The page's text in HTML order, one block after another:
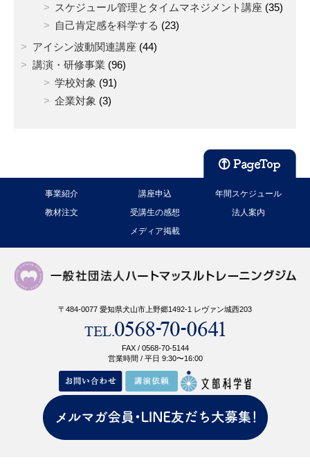
スケジュール管理とタイムマネジメント講座 (35)
自己肯定感を科学する (23)
アイシン波動関連講座 (44)
講演・研修事業 (96)
学校対象 (91)
企業対象 (3)
事業紹介 講座申込
年間スケジュール
教材注文
受講生の感想
法人案内
メディア掲載
〒484-0077 愛知県犬山市上野郷1492-1 レヴァン城西203
FAX / 0568-70-5144
営業時間 / 平日 9:30〜16:00